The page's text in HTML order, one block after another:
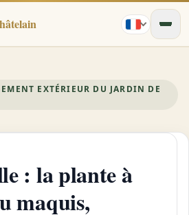
EXTÉRIEUR DU JARDIN DE
: la plante à
maquis,